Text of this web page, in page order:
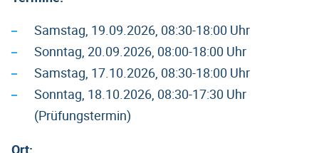
Samstag, 19.09.2026, 08:30-18:00 Uhr
Sonntag, 20.09.2026, 08:00-18:00 Uhr
Samstag, 17.10.2026, 08:30-18:00 Uhr
Sonntag, 18.10.2026, 08:30-17:30 Uhr
(Prüfungstermin)